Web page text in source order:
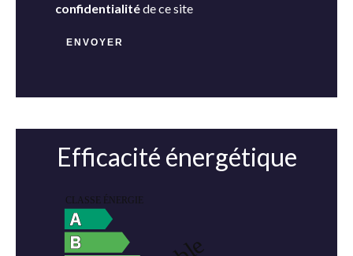
confidentialitéde ce site
ENVOYER
Efficacité énergétique